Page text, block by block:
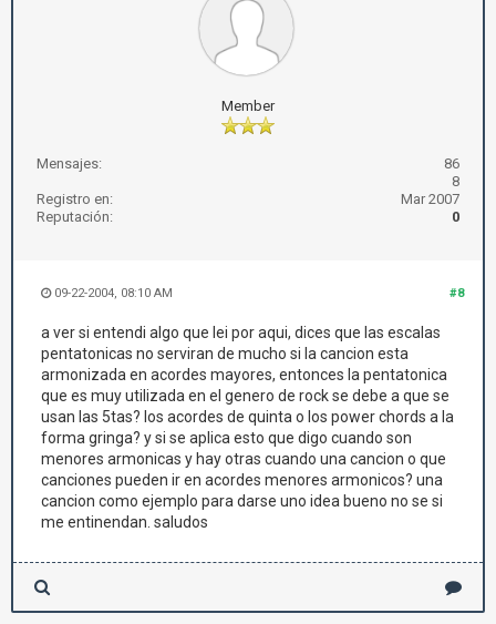
Member
Mensajes:
86
8
Registro en:
Mar 2007
Reputación:
0
#8
09-22-2004, 08:10 AM
a ver si entendi algo que lei por aqui, dices que las escalas
pentatonicas no serviran de mucho si la cancion esta
armonizada en acordes mayores, entonces la pentatonica
que es muy utilizada en el genero de rock se debe a que se
usan las 5tas? los acordes de quinta o los power chords a la
forma gringa? y si se aplica esto que digo cuando son
menores armonicas y hay otras cuando una cancion o que
canciones pueden ir en acordes menores armonicos? una
cancion como ejemplo para darse uno idea bueno no se si
me entinendan. saludos